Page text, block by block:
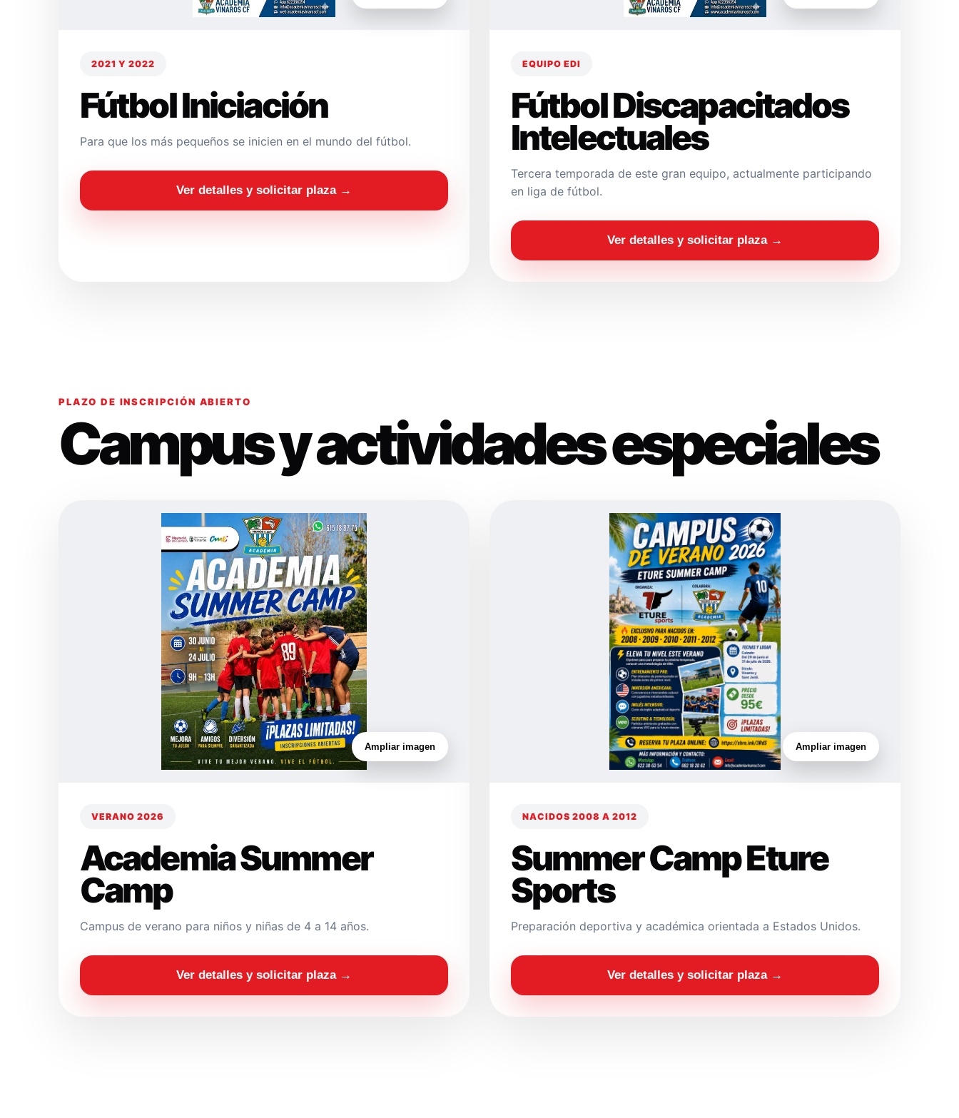
2021 Y 2022
Fútbol Iniciación
Para que los más pequeños se inicien en el mundo del fútbol.
Ver detalles y solicitar plaza →
EQUIPO EDI
Fútbol Discapacitados
Intelectuales
Tercera temporada de este gran equipo, actualmente participando
en liga de fútbol.
Ver detalles y solicitar plaza →
PLAZO DE INSCRIPCIÓN ABIERTO
Campus y actividades especiales
Ampliar imagen
VERANO 2026
Academia Summer
Camp
Campus de verano para niños y niñas de 4 a 14 años.
Ver detalles y solicitar plaza →
Ampliar imagen
NACIDOS 2008 A 2012
Summer Camp Eture
Sports
Preparación deportiva y académica orientada a Estados Unidos.
Ver detalles y solicitar plaza →